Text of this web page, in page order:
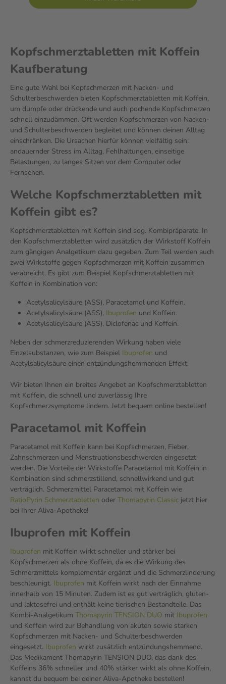
Kopfschmerztabletten mit Koffein
Kaufberatung
Eine gute Wahl bei Kopfschmerzen mit Nacken- und
Schulterbeschwerden bieten Kopfschmerztabletten mit Koffein,
um dumpfe oder drückende und auch pochende Kopfschmerzen
schnell einzudämmen. Oft werden Kopfschmerzen von Nacken-
und Schulterbeschwerden begleitet und können deinen Alltag
einschränken. Die Ursachen hierfür können vielfältig sein:
andauernder Stress im Alltag, Fehlhaltungen, einseitige
Belastungen, zu langes Sitzen vor dem Computer oder
Fernsehen.
Welche Kopfschmerztabletten mit
Koffein gibt es?
Kopfschmerztabletten mit Koffein sind sog. Kombipräparate. In
den Kopfschmerztabletten wird zusätzlich der Wirkstoff Koffein
zum gängigen Analgetikum dazu gegeben. Zum Teil werden auch
zwei Wirkstoffe gegen Kopfschmerzen mit Koffein zusammen
verabreicht. Es gibt zum Beispiel Kopfschmerztabletten mit
Koffein in Kombination von:
Acetylsalicylsäure (ASS), Paracetamol und Koffein.
Acetylsalicylsäure (ASS), Ibuprofen und Koffein.
Acetylsalicylsäure (ASS), Diclofenac und Koffein.
Neben der schmerzreduzierenden Wirkung haben viele
Einzelsubstanzen, wie zum Beispiel Ibuprofen und
Acetylsalicylsäure einen entzündungshemmenden Effekt.
Wir bieten Ihnen ein breites Angebot an Kopfschmerztabletten
mit Koffein, die schnell und zuverlässig Ihre
Kopfschmerzsymptome lindern. Jetzt bequem online bestellen!
Paracetamol mit Koffein
Paracetamol mit Koffein kann bei Kopfschmerzen, Fieber,
Zahnschmerzen und Menstruationsbeschwerden eingesetzt
werden. Die Vorteile der Wirkstoffe Paracetamol mit Koffein in
Kombination sind schmerzstillend, schnellwirkend und gut
verträglich. Schmerzmittel Paracetamol mit Koffein wie
RatioPyrin Schmerztabletten oder Thomapyrin Classic jetzt hier
bei Ihrer Aliva-Apotheke!
Ibuprofen mit Koffein
Ibuprofen mit Koffein wirkt schneller und stärker bei
Kopfschmerzen als ohne Koffein, da es die Wirkung des
Schmerzmittels komplementär ergänzt und die Schmerzlinderung
beschleunigt. Ibuprofen mit Koffein wirkt nach der Einnahme
innerhalb von 15 Minuten. Zudem ist es gut verträglich, gluten-
und laktosefrei und enthält keine tierischen Bestandteile. Das
Kombi-Analgetikum Thomapyrin TENSION DUO mit Ibuprofen
und Koffein wird zur Behandlung von akuten sowie starken
Kopfschmerzen mit Nacken- und Schulterbeschwerden
eingesetzt. Ibuprofen wirkt zusätzlich entzündungshemmend.
Das Medikament Thomapyrin TENSION DUO, das dank des
Koffeins 36% schneller und 40% stärker wirkt als ohne Koffein,
kannst du bequem bei deiner Aliva-Apotheke bestellen!